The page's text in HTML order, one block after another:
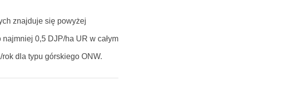
znajduje się powyżej
0,5 DJP/ha UR w całym
dla typu górskiego ONW.